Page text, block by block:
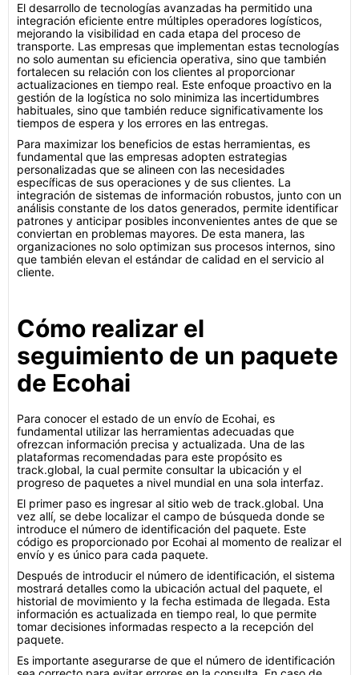
El desarrollo de tecnologías avanzadas ha permitido una
integración eficiente entre múltiples operadores logísticos,
mejorando la visibilidad en cada etapa del proceso de
transporte. Las empresas que implementan estas tecnologías
no solo aumentan su eficiencia operativa, sino que también
fortalecen su relación con los clientes al proporcionar
actualizaciones en tiempo real. Este enfoque proactivo en la
gestión de la logística no solo minimiza las incertidumbres
habituales, sino que también reduce significativamente los
tiempos de espera y los errores en las entregas.
Para maximizar los beneficios de estas herramientas, es
fundamental que las empresas adopten estrategias
personalizadas que se alineen con las necesidades
específicas de sus operaciones y de sus clientes. La
integración de sistemas de información robustos, junto con un
análisis constante de los datos generados, permite identificar
patrones y anticipar posibles inconvenientes antes de que se
conviertan en problemas mayores. De esta manera, las
organizaciones no solo optimizan sus procesos internos, sino
que también elevan el estándar de calidad en el servicio al
cliente.
Cómo realizar el
seguimiento de un paquete
de Ecohai
Para conocer el estado de un envío de Ecohai, es
fundamental utilizar las herramientas adecuadas que
ofrezcan información precisa y actualizada. Una de las
plataformas recomendadas para este propósito es
track.global, la cual permite consultar la ubicación y el
progreso de paquetes a nivel mundial en una sola interfaz.
El primer paso es ingresar al sitio web de track.global. Una
vez allí, se debe localizar el campo de búsqueda donde se
introduce el número de identificación del paquete. Este
código es proporcionado por Ecohai al momento de realizar el
envío y es único para cada paquete.
Después de introducir el número de identificación, el sistema
mostrará detalles como la ubicación actual del paquete, el
historial de movimiento y la fecha estimada de llegada. Esta
información es actualizada en tiempo real, lo que permite
tomar decisiones informadas respecto a la recepción del
paquete.
Es importante asegurarse de que el número de identificación